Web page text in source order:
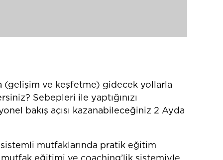
(gelişim ve keşfetme) gidecek yollarla
Sebepleri ile yaptığınızı
bakış açısı kazanabileceğiniz 2 Ayda
mutfaklarında pratik eğitim